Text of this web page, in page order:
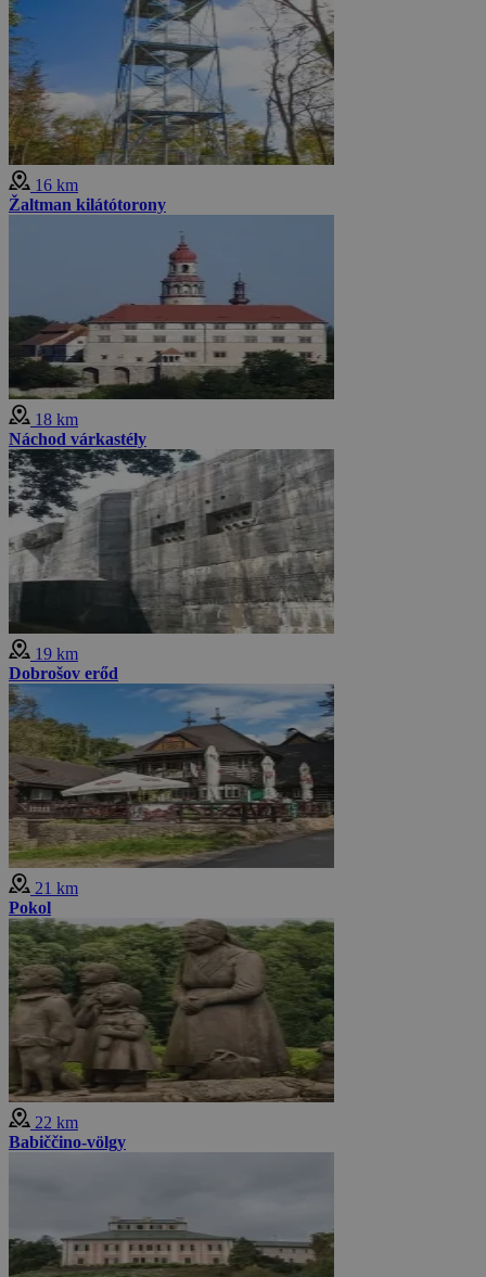
16 km
Žaltman kilátótorony
18 km
Náchod várkastély
19 km
Dobrošov erőd
21 km
Pokol
22 km
Babiččino-völgy